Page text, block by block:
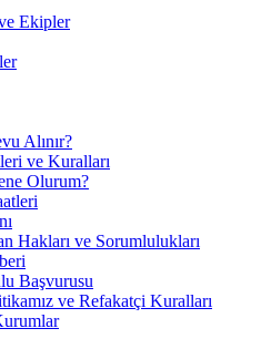
Ekipler
Alınır?
ve Kuralları
Olurum?
Hakları ve Sorumlulukları
Başvurusu
ve Refakatçi Kuralları